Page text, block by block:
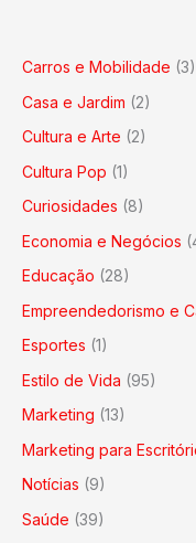
Carros e Mobilidade (3)
Casa e Jardim (2)
Cultura e Arte (2)
Cultura Pop (1)
Curiosidades (8)
Economia e Negócios
Educação (28)
Empreendedorismo e
Esportes (1)
Estilo de Vida (95)
Marketing (13)
Marketing para
Notícias (9)
Saúde (39)